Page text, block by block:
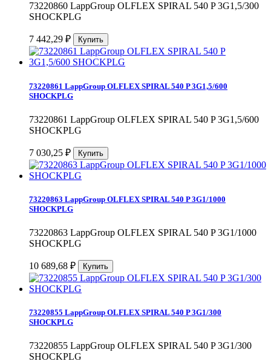
73220860 LappGroup OLFLEX SPIRAL 540 P 3G1,5/300
SHOCKPLG
7 442,29 ₽
73220861 LappGroup OLFLEX SPIRAL 540 P 3G1,5/600
SHOCKPLG
73220861 LappGroup OLFLEX SPIRAL 540 P 3G1,5/600
SHOCKPLG
7 030,25 ₽
73220863 LappGroup OLFLEX SPIRAL 540 P 3G1/1000
SHOCKPLG
73220863 LappGroup OLFLEX SPIRAL 540 P 3G1/1000
SHOCKPLG
10 689,68 ₽
73220855 LappGroup OLFLEX SPIRAL 540 P 3G1/300
SHOCKPLG
73220855 LappGroup OLFLEX SPIRAL 540 P 3G1/300
SHOCKPLG